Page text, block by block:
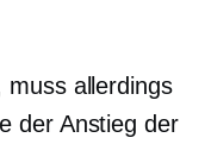
muss allerdings
der Anstieg der